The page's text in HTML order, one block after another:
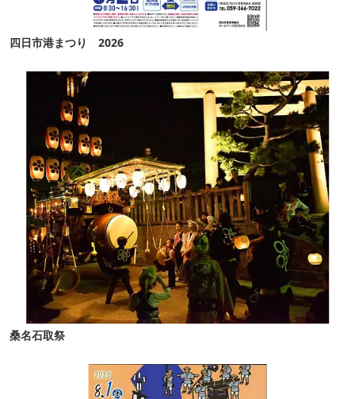
四日市港まつり 2026
桑名石取祭